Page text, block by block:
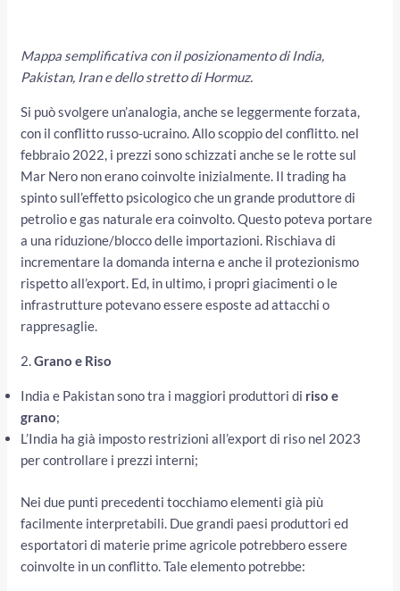
Mappa semplificativa con il posizionamento di India,
Pakistan, Iran e dello stretto di Hormuz.
Si può svolgere un’analogia, anche se leggermente forzata,
con il conflitto russo-ucraino. Allo scoppio del conflitto. nel
febbraio 2022, i prezzi sono schizzati anche se le rotte sul
Mar Nero non erano coinvolte inizialmente. Il trading ha
spinto sull’effetto psicologico che un grande produttore di
petrolio e gas naturale era coinvolto. Questo poteva portare
a una riduzione/blocco delle importazioni. Rischiava di
incrementare la domanda interna e anche il protezionismo
rispetto all’export. Ed, in ultimo, i propri giacimenti o le
infrastrutture potevano essere esposte ad attacchi o
rappresaglie.
2.Grano e Riso
India e Pakistan sono tra i maggiori produttori di riso e
grano;
L’India ha già imposto restrizioni all’export di riso nel 2023
per controllare i prezzi interni;
Nei due punti precedenti tocchiamo elementi già più
facilmente interpretabili. Due grandi paesi produttori ed
esportatori di materie prime agricole potrebbero essere
coinvolte in un conflitto. Tale elemento potrebbe: